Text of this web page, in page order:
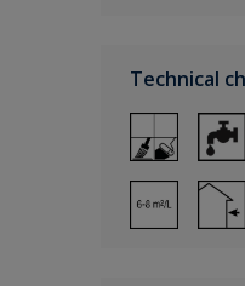
Technical